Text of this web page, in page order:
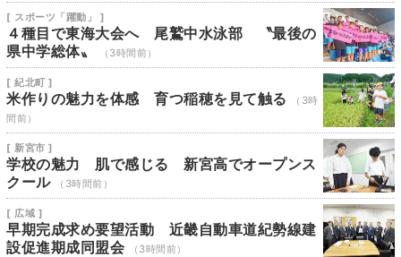
[ スポーツ「躍動」 ]
４種目で東海大会へ 尾鷲中水泳部 〝最後の
県中学総体〟
（3時間前）
[ 紀北町 ]
米作りの魅力を体感 育つ稲穂を見て触る
（3時
間前）
[ 新宮市 ]
学校の魅力 肌で感じる 新宮高でオープンス
クール
（3時間前）
[ 広域 ]
早期完成求め要望活動 近畿自動車道紀勢線建
設促進期成同盟会
（3時間前）